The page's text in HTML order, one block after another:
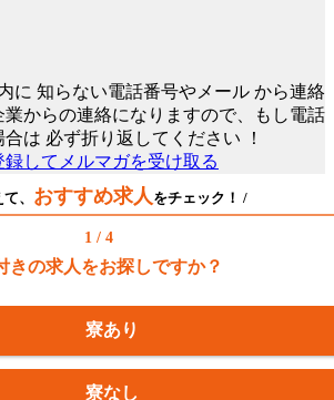
に 知らない電話番号やメール から連絡
からの連絡になりますので、もし電話
合は 必ず折り返してください ！
、 おすすめ求人 をチェック！ /
1 / 4
きの求人をお探しですか？
寮あり
寮なし